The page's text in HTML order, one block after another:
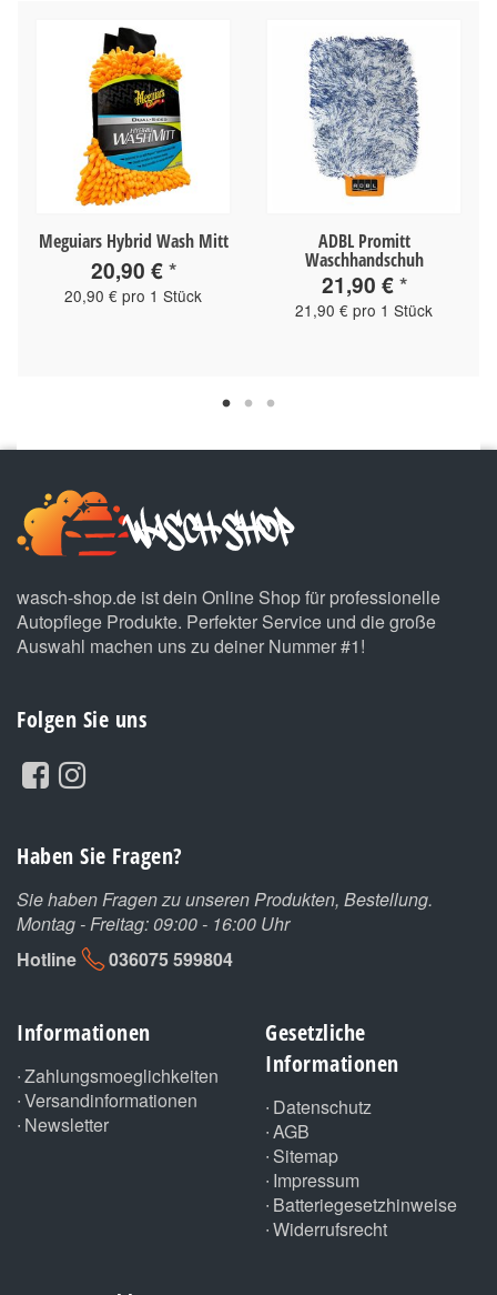
Meguiars Hybrid Wash Mitt
20,90 €*
20,90 € pro 1 Stück
ADBL Promitt
Waschhandschuh
21,90 €*
21,90 € pro 1 Stück
wasch-shop.de ist dein Online Shop für professionelle
Autopflege Produkte. Perfekter Service und die große
Auswahl machen uns zu deiner Nummer #1!
Folgen Sie uns
Haben Sie Fragen?
Sie haben Fragen zu unseren Produkten, Bestellung.
Montag - Freitag: 09:00 - 16:00 Uhr
Hotline
036075 599804
Informationen
Zahlungsmoeglichkeiten
Versandinformationen
Newsletter
Gesetzliche
Informationen
Datenschutz
AGB
Sitemap
Impressum
Batteriegesetzhinweise
Widerrufsrecht